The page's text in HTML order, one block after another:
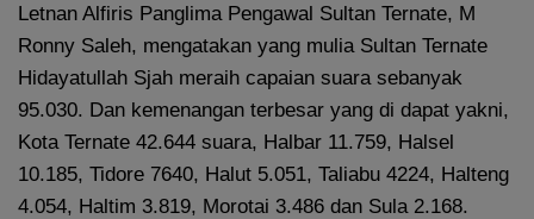
Letnan Alfiris Panglima Pengawal Sultan Ternate, M
Ronny Saleh, mengatakan yang mulia Sultan Ternate
Hidayatullah Sjah meraih capaian suara sebanyak
95.030. Dan kemenangan terbesar yang di dapat yakni,
Kota Ternate 42.644 suara, Halbar 11.759, Halsel
10.185, Tidore 7640, Halut 5.051, Taliabu 4224, Halteng
4.054, Haltim 3.819, Morotai 3.486 dan Sula 2.168.